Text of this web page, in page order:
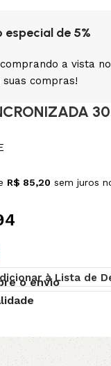
especial de 5%
a vista
compras!
R$ 85,20 sem juros
à Lista de
o envio